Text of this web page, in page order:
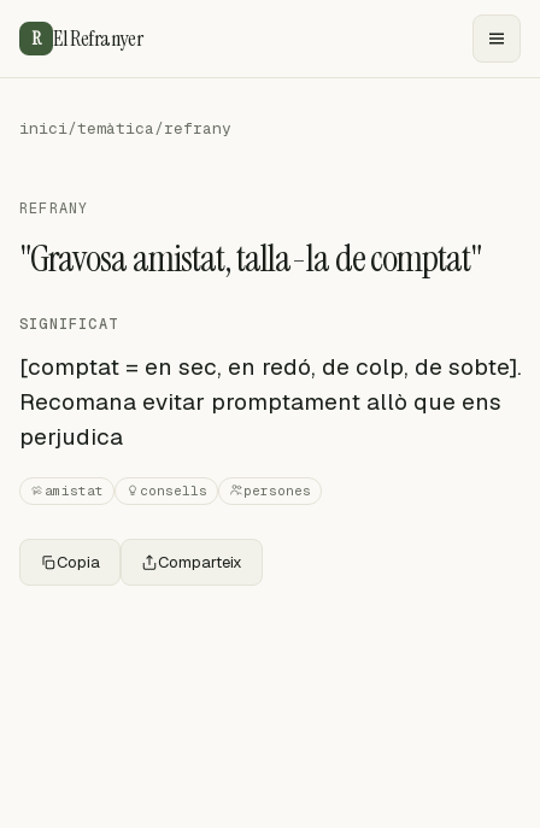
R El Refranyer
inici/temàtica/refrany
REFRANY
"Gravosa amistat, talla-la de comptat"
SIGNIFICAT
[comptat = en sec, en redó, de colp, de sobte].
Recomana evitar promptament allò que ens
perjudica
amistat consells persones
Copia Comparteix